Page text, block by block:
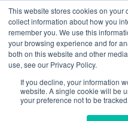
This website stores cookies on your
collect information about how you
remember you. We use this
your browsing experience and for
both on this website and other
use, see our Privacy Policy.
If you decline, your information
website. A single cookie will be
your preference not to be tracked.
Vai
contenuto
07/08/
Linkedin X